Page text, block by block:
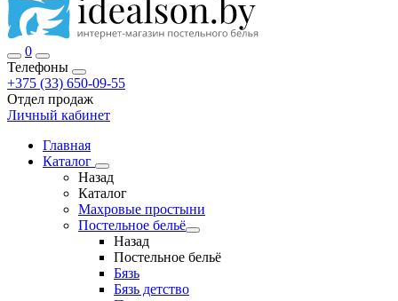
0
Телефоны
+375 (33) 650-09-55
Отдел продаж
Личный кабинет
Главная
Каталог
Назад
Каталог
Махровые простыни
Постельное бельё
Назад
Постельное бельё
Бязь
Бязь детство